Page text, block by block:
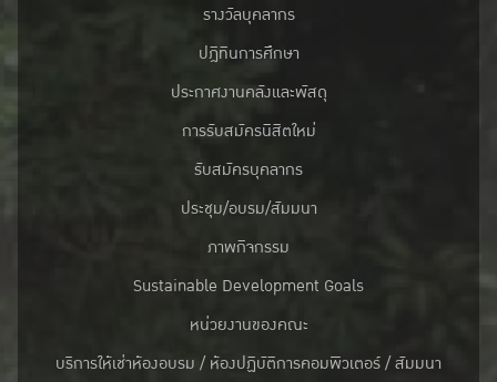
รางวัลบุคลากร
ปฎิทินการศึกษา
ประกาศงานคลังและพัสดุ
การรับสมัครนิสิตใหม่
รับสมัครบุคลากร
ประชุม/อบรม/สัมมนา
ภาพกิจกรรม
Sustainable Development Goals
หน่วยงานของคณะ
บริการให้เช่าห้องอบรม / ห้องปฏิบัติการคอมพิวเตอร์ / สัมมนา